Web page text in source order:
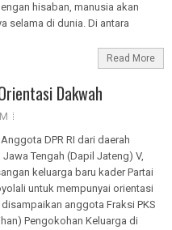
hisaban, manusia akan
selama di dunia. Di antara
Read More
Dakwah
DPR RI dari daerah
Tengah (Dapil Jateng) V,
keluarga baru kader Partai
untuk mempunyai orientasi
anggota Fraksi PKS
Pengokohan Keluarga di